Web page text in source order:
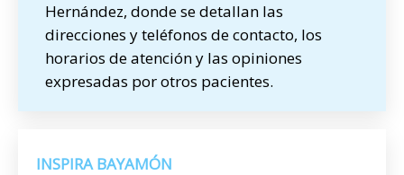
Hernández, donde se detallan las
direcciones y teléfonos de contacto, los
horarios de atención y las opiniones
expresadas por otros pacientes.
INSPIRA BAYAMÓN